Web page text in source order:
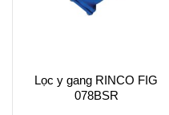
Lọc y gang RINCO FIG
078BSR